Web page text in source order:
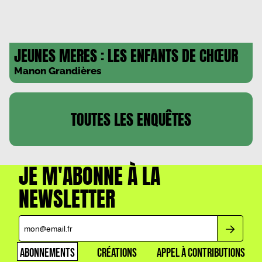
JEUNES MERES : LES ENFANTS DE CHŒUR
Manon Grandières
TOUTES LESENQUÊTES
JE M'ABONNE À LA
NEWSLETTER
ABONNEMENTS CRÉATIONS APPEL À CONTRIBUTIONS